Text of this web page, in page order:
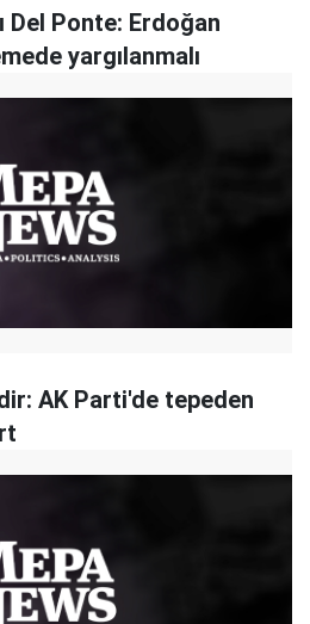
Del Ponte: Erdoğan
yargılanmalı
AK Parti'de tepeden